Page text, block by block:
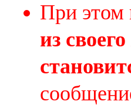
При
из